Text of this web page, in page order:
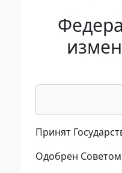
Принят
Одобрен